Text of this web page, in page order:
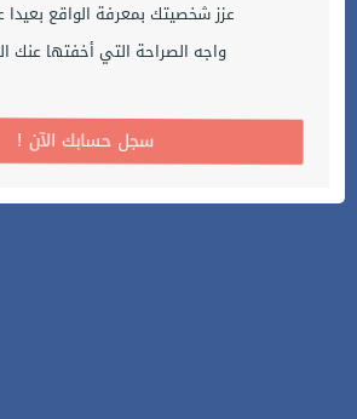
عزز شخصيتك بمعرفة الواقع بعيدا
واجه الصراحة التي أخفتها عنك
! سجل حسابك الآن